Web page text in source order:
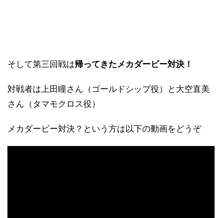
そして第三回戦は帰ってきたメカダービー対決！
対戦者は上田瞳さん（ゴールドシップ役）と大空直美
さん（タマモクロス役）
メカダービー対決？という方は以下の動画をどうぞ